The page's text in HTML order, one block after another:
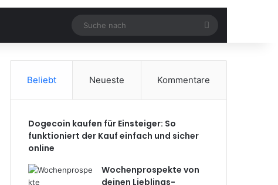
Suche
nach
Beliebt Neueste Kommentare
Dogecoin kaufen für Einsteiger: So
funktioniert der Kauf einfach und sicher
online
Wochenprospekte von
deinen Lieblings-